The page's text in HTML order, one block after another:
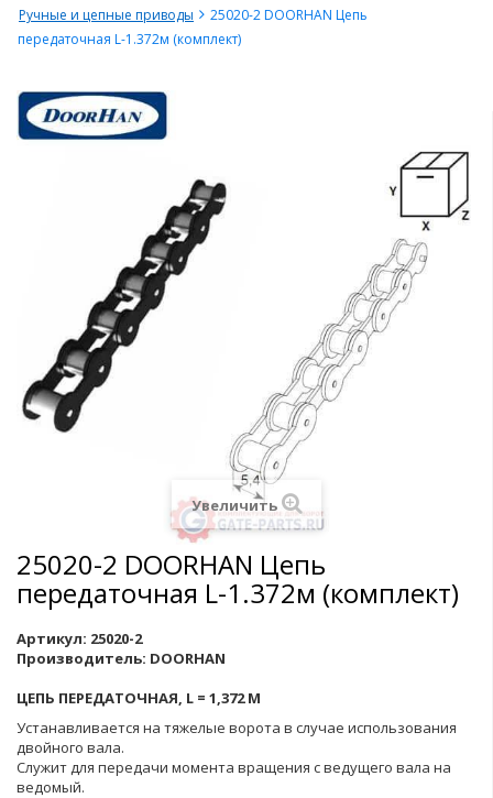
Ручные и цепные приводы
25020-2 DOORHAN Цепь
передаточная L-1.372м (комплект)
Увеличить
25020-2 DOORHAN Цепь
передаточная L-1.372м (комплект)
Артикул: 25020-2
Производитель: DOORHAN
ЦЕПЬ ПЕРЕДАТОЧНАЯ, L = 1,372 М
Устанавливается на тяжелые ворота в случае использования
двойного вала.
Служит для передачи момента вращения с ведущего вала на
ведомый.